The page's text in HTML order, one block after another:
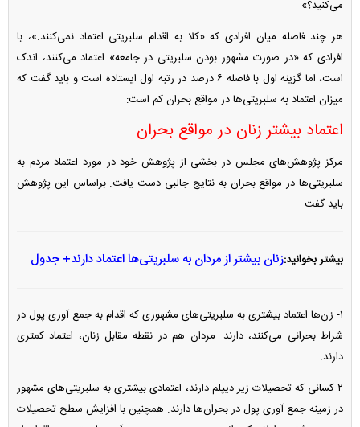
می‌کنید؟»
هر چند فاصله میان افرادی که «کلا به اقدام سلبریتی اعتماد نمی‌کنند.»، با
افرادی که «در صورت مشهور بودن سلبریتی در جامعه» اعتماد می‌کنند، اندک
است، اما گزینه اول با فاصله ۶ درصد در رتبه اول ایستاده است و باید گفت که
میزان اعتماد به سلبریتی‌ها در مواقع بحران کم است:
اعتماد بیشتر زنان در مواقع بحران
مرکز پژوهش‌های مجلس در بخشی از پژوهش خود در مورد اعتماد مردم به
سلبریتی‌ها در مواقع بحران به نتایج جالبی دست یافت. براساس این پژوهش
باید گفت:
بیشتر بخوانید:زنان بیشتر از مردان به سلبریتی‌ها اعتماد دارند+ جدول
۱- زن‌ها اعتماد بیشتری به سلبریتی‌های مشهوری که اقدام به جمع آوری پول در
شراط بحرانی می‌کنند، دارند. مردان هم در نقطه مقابل زنان، اعتماد کمتری
دارند.
۲-کسانی که تحصیلات زیر دیپلم دارند، اعتمادی بیشتری به سلبریتی‌های مشهور
در زمینه جمع آوری پول در بحران‌ها دارند. همچنین با افزایش سطح تحصیلات